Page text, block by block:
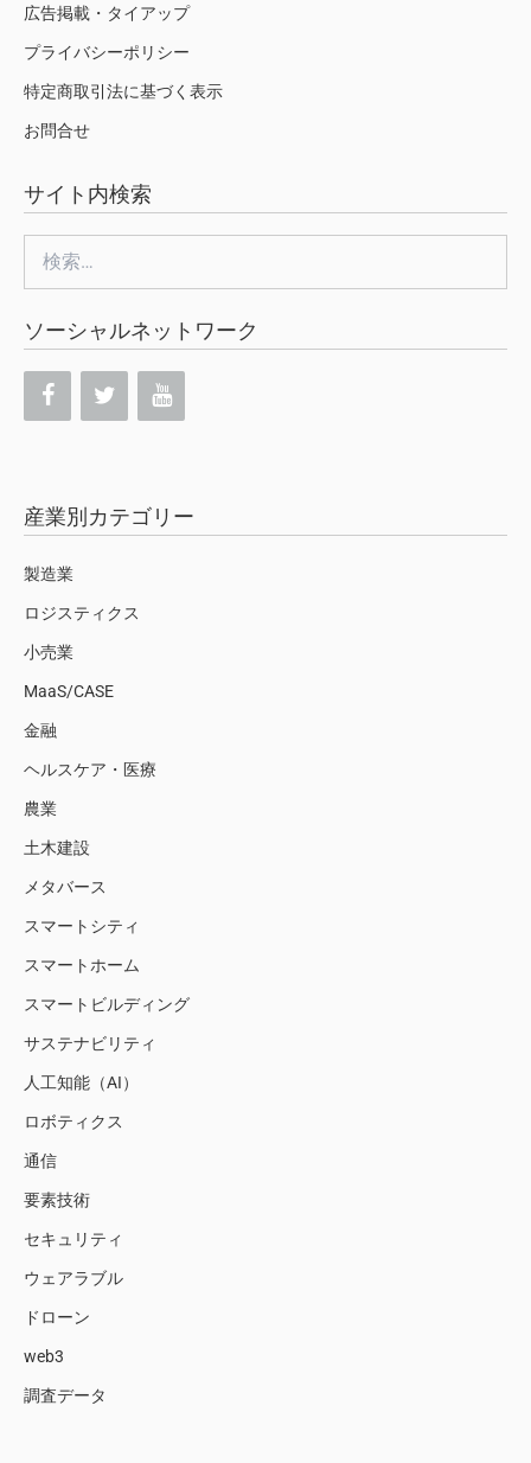
広告掲載・タイアップ
プライバシーポリシー
特定商取引法に基づく表示
お問合せ
サイト内検索
索:
ソーシャルネットワーク
産業別カテゴリー
製造業
ロジスティクス
小売業
MaaS/CASE
金融
ヘルスケア・医療
農業
土木建設
メタバース
スマートシティ
スマートホーム
スマートビルディング
サステナビリティ
人工知能（AI）
ロボティクス
通信
要素技術
セキュリティ
ウェアラブル
ドローン
web3
調査データ